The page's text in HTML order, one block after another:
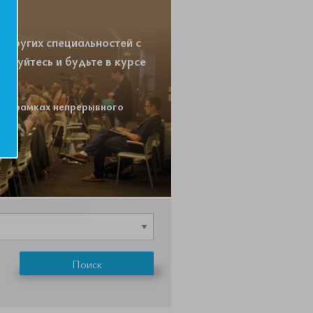
специальностей с
и будьте в курсе
рамках непрерывного
Поиск